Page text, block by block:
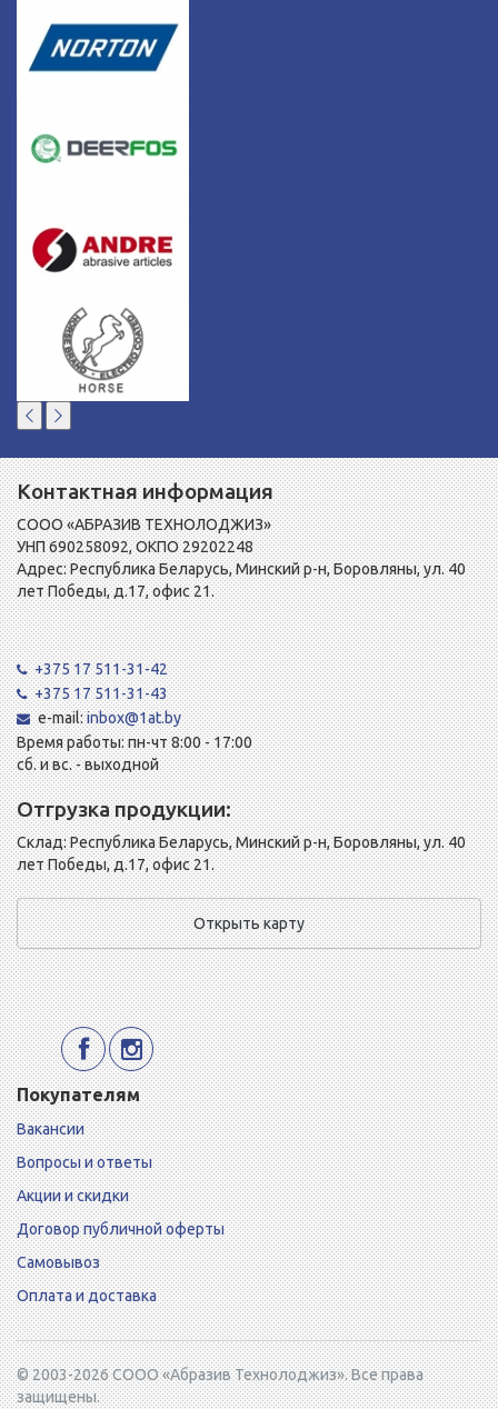
Контактная информация
СООО «АБРАЗИВ ТЕХНОЛОДЖИЗ»
УНП 690258092, ОКПО 29202248
Адрес: Республика Беларусь, Минский р-н, Боровляны, ул. 40
лет Победы, д.17, офис 21.
+375 17 511-31-42
+375 17 511-31-43
e-mail:inbox@1at.by
Время работы: пн-чт 8:00 - 17:00
сб. и вс. - выходной
Отгрузка продукции:
Склад: Республика Беларусь, Минский р-н, Боровляны, ул. 40
лет Победы, д.17, офис 21.
Открыть карту
Покупателям
Вакансии
Вопросы и ответы
Акции и скидки
Договор публичной оферты
Самовывоз
Оплата и доставка
© 2003-2026 СООО «Абразив Технолоджиз». Все права
защищены.